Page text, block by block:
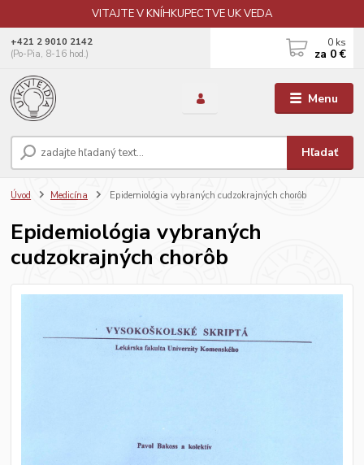
VITAJTE V KNÍHKUPECTVE UK VEDA
Menu
Hľadať
+421 2 9010 2142
(Po-Pia, 8-16 hod.)
0 ks
za 0 €
Úvod Medicína Epidemiológia vybraných cudzokrajných chorôb
Epidemiológia vybraných
cudzokrajných chorôb